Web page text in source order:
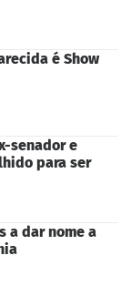
é Show
senador e
para ser
a dar nome a